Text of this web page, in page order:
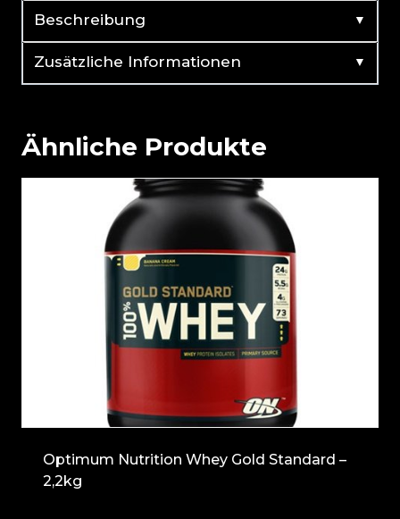
Beschreibung ▼
Zusätzliche Informationen ▼
Ähnliche Produkte
Optimum Nutrition Whey Gold Standard –
2,2kg